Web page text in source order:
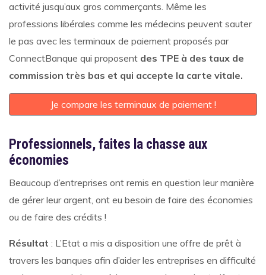
activité jusqu’aux gros commerçants. Même les
professions libérales comme les médecins peuvent sauter
le pas avec les terminaux de paiement proposés par
ConnectBanque qui proposent des TPE à des taux de
commission très bas et qui accepte la carte vitale.
Je compare les terminaux de paiement !
Professionnels, faites la chasse aux
économies
Beaucoup d’entreprises ont remis en question leur manière
de gérer leur argent, ont eu besoin de faire des économies
ou de faire des crédits !
Résultat : L’Etat a mis a disposition une offre de prêt à
travers les banques afin d’aider les entreprises en difficulté